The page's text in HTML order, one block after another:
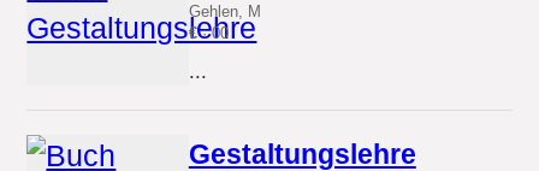
Gehlen, M
€· 00
...
Gestaltungslehre